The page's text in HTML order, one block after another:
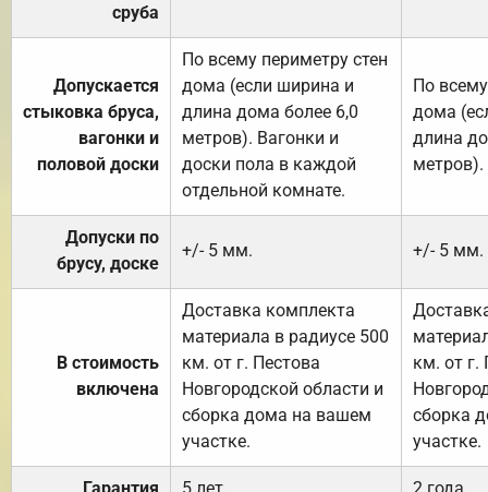
сруба
Допускается
стыковка бруса,
вагонки и
половой доски
По всему периметру стен
дома (если ширина и
длина дома более 6,0
метров). Вагонки и
доски пола в каждой
отдельной комнате.
По
дома
длина
метров).
Допуски по
брусу, доске
+/- 5 мм. +/- 5 мм.
В стоимость
включена
Доставка комплекта
материала в радиусе 500
км. от г. Пестова
Новгородской области и
сборка дома на вашем
участке.
км. от г.
сборка
участке.
Гарантия 5 лет. 2 года.